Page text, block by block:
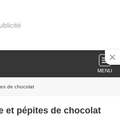
MENU
de chocolat
et pépites de chocolat